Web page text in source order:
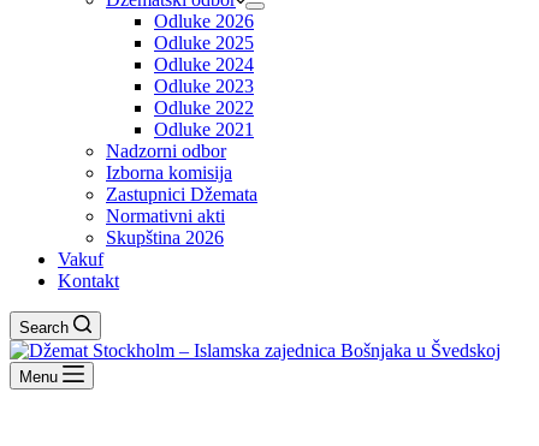
Odluke 2026
Odluke 2025
Odluke 2024
Odluke 2023
Odluke 2022
Odluke 2021
Nadzorni odbor
Izborna komisija
Zastupnici Džemata
Normativni akti
Skupština 2026
Vakuf
Kontakt
Search
Menu